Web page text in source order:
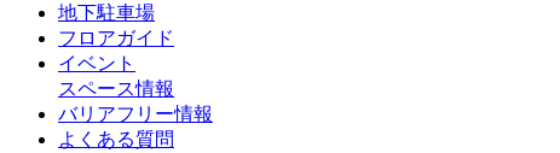
地下駐車場
フロアガイド
イベント
スペース情報
バリアフリー情報
よくある質問